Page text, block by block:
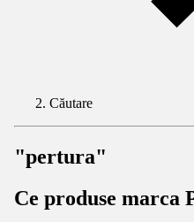
Căutare
"pertura"
Ce produse marca